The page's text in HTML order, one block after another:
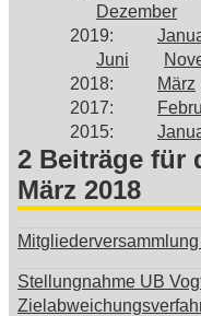
Dezember
2019:
Juni
2018: März
2017:
2015:
2 Beiträge für
März 2018
Stellungnahme UB